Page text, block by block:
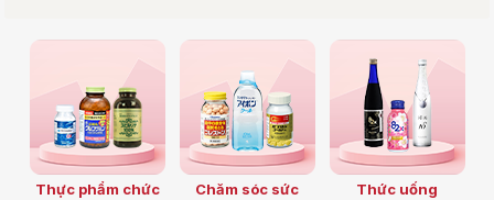
Thực phẩm chức
Chăm sóc sức
Thức uống